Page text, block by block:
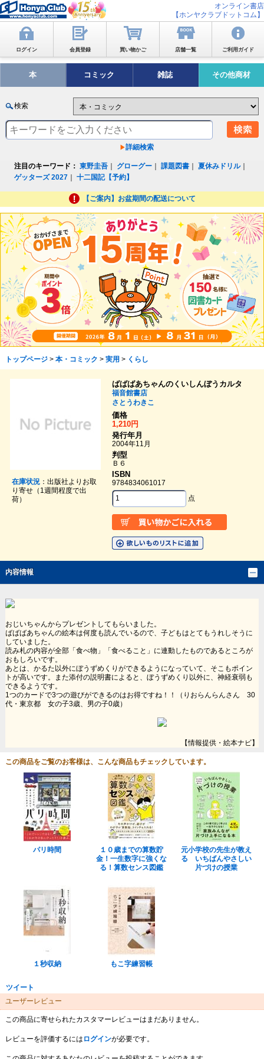
オンライン書店
【ホンヤクラブドットコム】
ログイン 会員登録 買い物かご 店舗一覧 ご利用ガイド
本 コミック 雑誌 その他商材
検索
詳細検索
注目のキーワード： 東野圭吾 グローグー ｜課題図書 ｜夏休みドリル｜
ゲッターズ 2027 ｜十二国記【予約】
【ご案内】お盆期間の配送について
トップページ> 本・コミック > 実用 > くらし
在庫状況：出版社よりお取
り寄せ（1週間程度で出
荷）
ばばばあちゃんのくいしんぼうカルタ
福音館書店
さとうわきこ
価格
1,210円
発行年月
2004年11月
判型
Ｂ６
ISBN
9784834061017
点
内容情報
おじいちゃんからプレゼントしてもらいました。
ばばばあちゃんの絵本は何度も読んでいるので、子どもはとてもうれしそうに
していました。
読み札の内容が全部「食べ物」「食べること」に連動したものであるところが
おもしろいです。
あとは、かるた以外にぼうずめくりができるようになっていて、そこもポイン
トが高いです。また添付の説明書によると、ぼうずめくり以外に、神経衰弱も
できるようです。
1つのカードで3つの遊びができるのはお得ですね！！（りおらんらんさん 30
代・東京都 女の子3歳、男の子0歳）
【情報提供・絵本ナビ】
この商品をご覧のお客様は、こんな商品もチェックしています。
パリ時間
１０歳までの算数貯
金！一生数字に強くな
る！算数センス図鑑
元小学校の先生が教え
る いちばんやさしい
片づけの授業
１秒収納 もこ字練習帳
ツイート
ユーザーレビュー
この商品に寄せられたカスタマーレビューはまだありません。
レビューを評価するには ログインが必要です。